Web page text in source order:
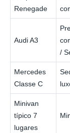
Renegade
Audi A3
/
Mercedes
Classe C
Minivan
típico 7
lugares